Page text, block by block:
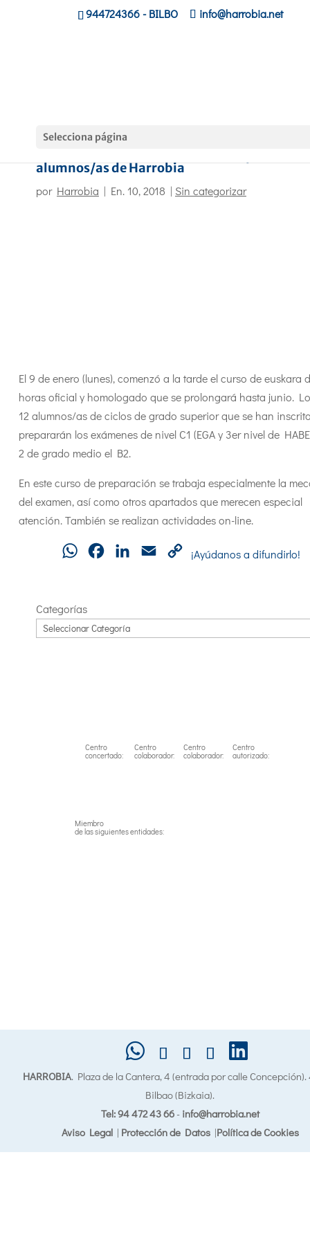
944724366- BILBO info@harrobia.net
Selecciona página
alumnos/as de Harrobia
por Harrobia | En. 10, 2018 | Sin categorizar
El 9 de enero (lunes), comenzó a la tarde el curso de euskara
horas oficial y homologado que se prolongará hasta junio.
12 alumnos/as de ciclos de grado superior que se han
prepararán los exámenes de nivel C1 (EGA y 3er nivel de
2 de grado medio el B2.
En este curso de preparación se trabaja especialmente la
del examen, así como otros apartados que merecen especial
atención. También se realizan actividades on-line.
WhatsAppFacebookLinkedInEmail
Copy
¡Ayúdanos a difundirlo!
Categorías
Centro
concertado:
Centro
colaborador:
Centro
colaborador:
Centro
autorizado:
Miembro
de las siguientes entidades:
HARROBIA. Plaza de la Cantera, 4 (entrada por calle
Bilbao (Bizkaia).
Tel: 94 472 43 66- info@harrobia.net
Aviso Legal| Protección de Datos|Política de Cookies